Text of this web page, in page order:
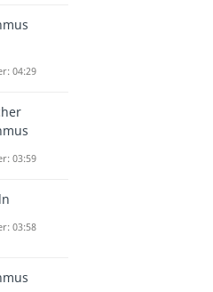
04:29
03:59
03:58